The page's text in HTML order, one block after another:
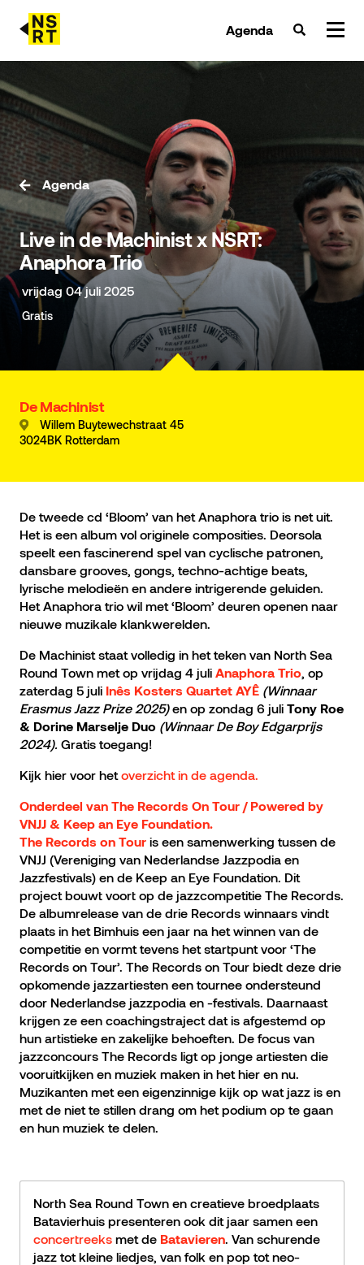
Agenda
agenda & tickets
nieuws
team
over NSRT
partners
Live in de Machinist x NSRT:
Anaphora Trio
vrijdag 04 juli 2025
Gratis
Agenda
De Machinist
Willem Buytewechstraat 45
3024BK Rotterdam
De tweede cd ‘Bloom’ van het Anaphora trio is net uit.
Het is een album vol originele composities. Deorsola
speelt een fascinerend spel van cyclische patronen,
dansbare grooves, gongs, techno-achtige beats,
lyrische melodieën en andere intrigerende geluiden.
Het Anaphora trio wil met ‘Bloom’ deuren openen naar
nieuwe muzikale klankwerelden.
De Machinist staat volledig in het teken van North Sea
Round Town met op vrijdag 4 juli Anaphora Trio, op
zaterdag 5 juli Inês Kosters Quartet AYÊ (Winnaar
Erasmus Jazz Prize 2025)en op zondag 6 juli Tony Roe
& Dorine Marselje Duo (Winnaar De Boy Edgarprijs
2024). Gratis toegang!
Kijk hier voor hetoverzicht in de agenda.
Onderdeel van The Records On Tour / Powered by
VNJJ & Keep an Eye Foundation.
The Records on Tour is een samenwerking tussen de
VNJJ (Vereniging van Nederlandse Jazzpodia en
Jazzfestivals) en de Keep an Eye Foundation. Dit
project bouwt voort op de jazzcompetitie The Records.
De albumrelease van de drie Records winnaars vindt
plaats in het Bimhuis een jaar na het winnen van de
competitie en vormt tevens het startpunt voor ‘The
Records on Tour’. The Records on Tour biedt deze drie
opkomende jazzartiesten een tournee ondersteund
door Nederlandse jazzpodia en -festivals. Daarnaast
krijgen ze een coachingstraject dat is afgestemd op
hun artistieke en zakelijke behoeften. De focus van
jazzconcours The Records ligt op jonge artiesten die
vooruitkijken en muziek maken in het hier en nu.
Muzikanten met een eigenzinnige kijk op wat jazz is en
met de niet te stillen drang om het podium op te gaan
en hun muziek te delen.
North Sea Round Town en creatieve broedplaats
Batavierhuis presenteren ook dit jaar samen een
concertreeks met de Batavieren. Van schurende
jazz tot kleine liedjes, van folk en pop tot neo-